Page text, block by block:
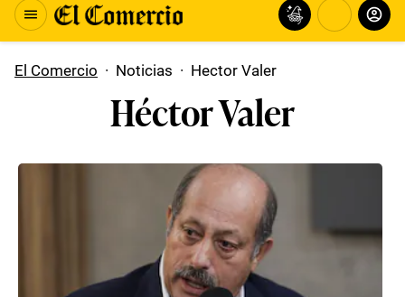
El Comercio · Noticias · Hector Valer
Héctor Valer